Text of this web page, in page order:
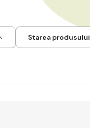
Starea produsului